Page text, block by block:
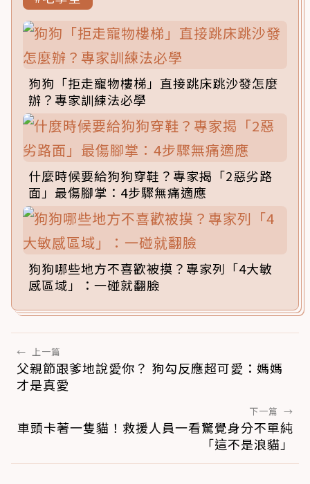
狗狗「拒走寵物樓梯」直接跳床跳沙發怎麼
辦？專家訓練法必學
什麼時候要給狗狗穿鞋？專家揭「2惡劣路
面」最傷腳掌：4步驟無痛適應
狗狗哪些地方不喜歡被摸？專家列「4大敏
感區域」：一碰就翻臉
← 上一篇
父親節跟爹地說愛你？ 狗勾反應超可愛：媽媽
才是真愛
下一篇 →
車頭卡著一隻貓！救援人員一看驚覺身分不單純
「這不是浪貓」